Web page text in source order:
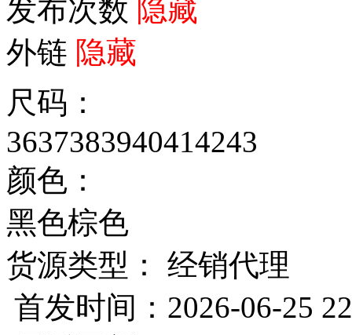
发布次数 隐藏
外链 隐藏
尺码：
3637383940414243
颜色：
黑色棕色
货源类型： 经销代理
首发时间：2026-06-25